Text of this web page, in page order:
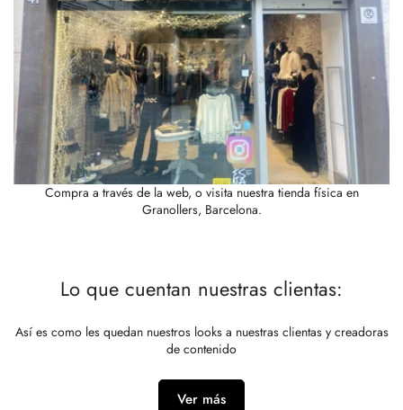
Compra a través de la web, o visita nuestra tienda física en
Granollers, Barcelona.
Lo que cuentan nuestras clientas:
Así es como les quedan nuestros looks a nuestras clientas y creadoras
de contenido
Ver más